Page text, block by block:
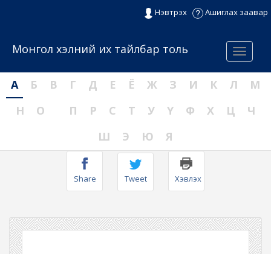
Нэвтрэх Ашиглах заавар
Menu
Монгол хэлний их тайлбар толь
А Б В Г Д Е Ё Ж З И К Л
М
Н
О П Р С Т У Ү Ф Х Ц
Ч
Ш
Э Ю Я
Share Tweet Хэвлэх